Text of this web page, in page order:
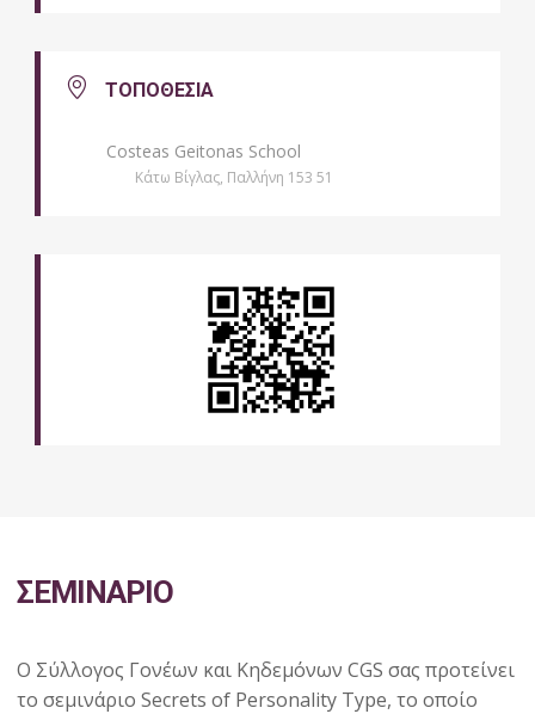
ΤΟΠΟΘΕΣΙΑ
Costeas Geitonas School
Κάτω Βίγλας, Παλλήνη 153 51
ΣΕΜΙΝΑΡΙΟ
Ο Σύλλογος Γονέων και Κηδεμόνων CGS σας προτείνει
το σεμινάριο Secrets of Personality Type, το οποίο